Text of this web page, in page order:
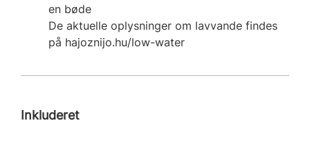
en bøde
De aktuelle oplysninger om lavvande findes
på hajoznijo.hu/low-water
Inkluderet